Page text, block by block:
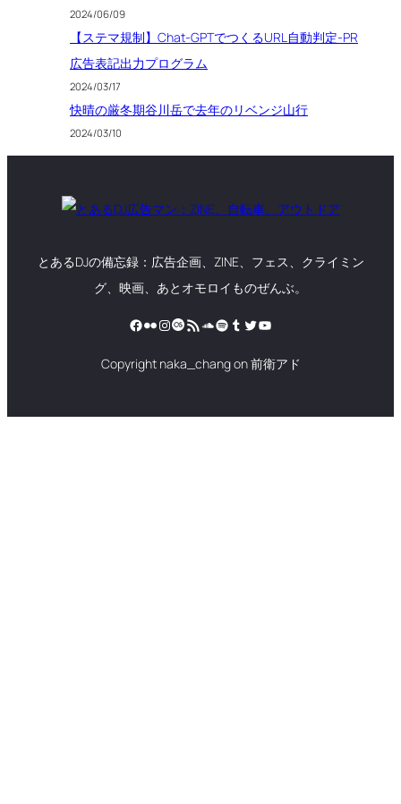
2024/06/09
【ステマ規制】Chat-GPTでつくるURL自動判定-PR
広告表記出力プログラム
2024/03/17
快晴の厳冬期谷川岳で去年のリベンジ山行
2024/03/10
とあるDJの備忘録：広告企画、ZINE、フェス、クライミン
グ、映画、あとオモロイものぜんぶ。
Facebook
FlickrInstagram
Last.fm
RSS フィードSoundCloud
Spotify
Tumblr
Twitter
YouTube
Copyright naka_chang on 前衛アド